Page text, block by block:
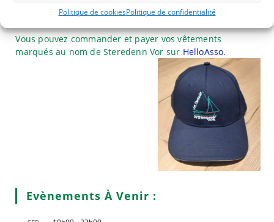
Politique de cookiesPolitique de confidentialité
Steredenn Vor
Vous pouvez commander et payer vos vêtements
marqués au nom de Steredenn Vor sur HelloAsso.
Evènements À Venir :